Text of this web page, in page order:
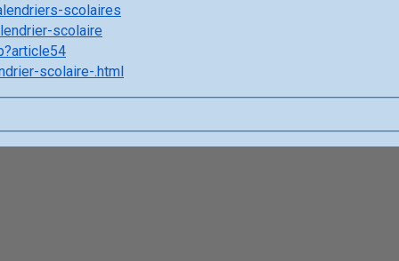
scolaires
scolaire
scolaire-.html